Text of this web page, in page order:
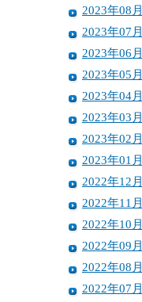
2023年08月
2023年07月
2023年06月
2023年05月
2023年04月
2023年03月
2023年02月
2023年01月
2022年12月
2022年11月
2022年10月
2022年09月
2022年08月
2022年07月